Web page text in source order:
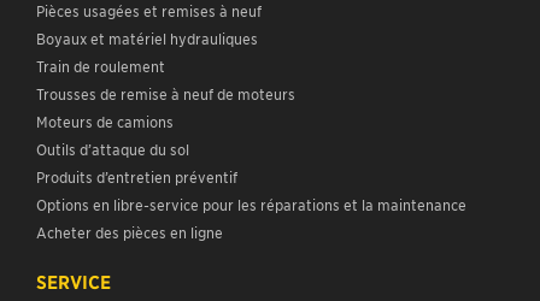
Pièces usagées et remises à neuf
Boyaux et matériel hydrauliques
Train de roulement
Trousses de remise à neuf de moteurs
Moteurs de camions
Outils d’attaque du sol
Produits d’entretien préventif
Options en libre-service pour les réparations et la maintenance
Acheter des pièces en ligne
SERVICE